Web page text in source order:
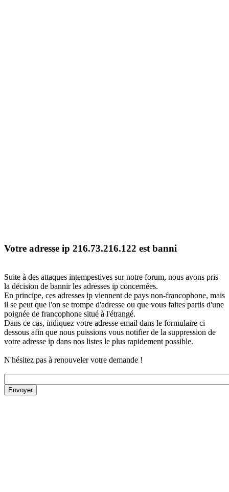
Votre adresse ip 216.73.216.122 est banni
Suite à des attaques intempestives sur notre forum, nous avons pris
la décision de bannir les adresses ip concernées.
En principe, ces adresses ip viennent de pays non-francophone, mais
il se peut que l'on se trompe d'adresse ou que vous faites partis d'une
poignée de francophone situé à l'étrangé.
Dans ce cas, indiquez votre adresse email dans le formulaire ci
dessous afin que nous puissions vous notifier de la suppression de
votre adresse ip dans nos listes le plus rapidement possible.
N'hésitez pas à renouveler votre demande !